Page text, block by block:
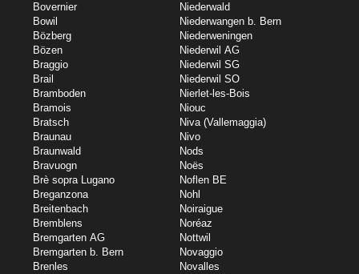
Bovernier
Bowil
Bözberg
Bözen
Braggio
Brail
Bramboden
Bramois
Bratsch
Braunau
Braunwald
Bravuogn
Brè sopra Lugano
Breganzona
Breitenbach
Bremblens
Bremgarten AG
Bremgarten b. Bern
Brenles
Niederwald
Niederwangen b. Bern
Niederweningen
Niederwil AG
Niederwil SG
Niederwil SO
Nierlet-les-Bois
Niouc
Niva (Vallemaggia)
Nivo
Nods
Noës
Noflen BE
Nohl
Noiraigue
Noréaz
Nottwil
Novaggio
Novalles